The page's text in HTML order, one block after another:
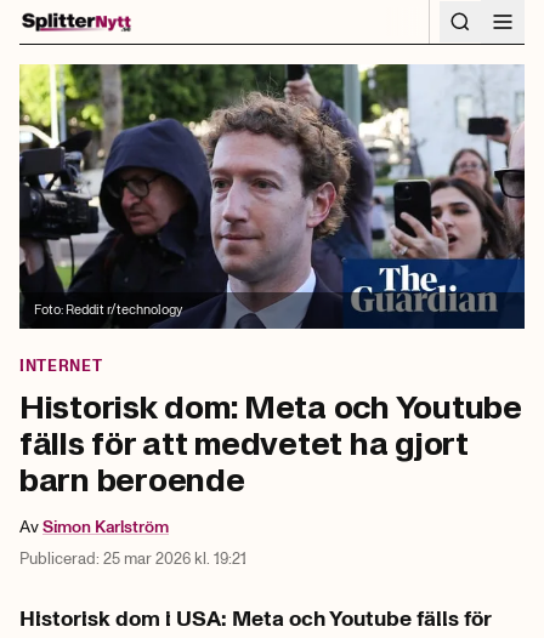
Hoppa till innehåll
Foto: Reddit r/technology
INTERNET
Historisk dom: Meta och Youtube
fälls för att medvetet ha gjort
barn beroende
AvSimon Karlström
Publicerad: 25 mar 2026 kl. 19:21
Historisk dom i USA: Meta och Youtube fälls för